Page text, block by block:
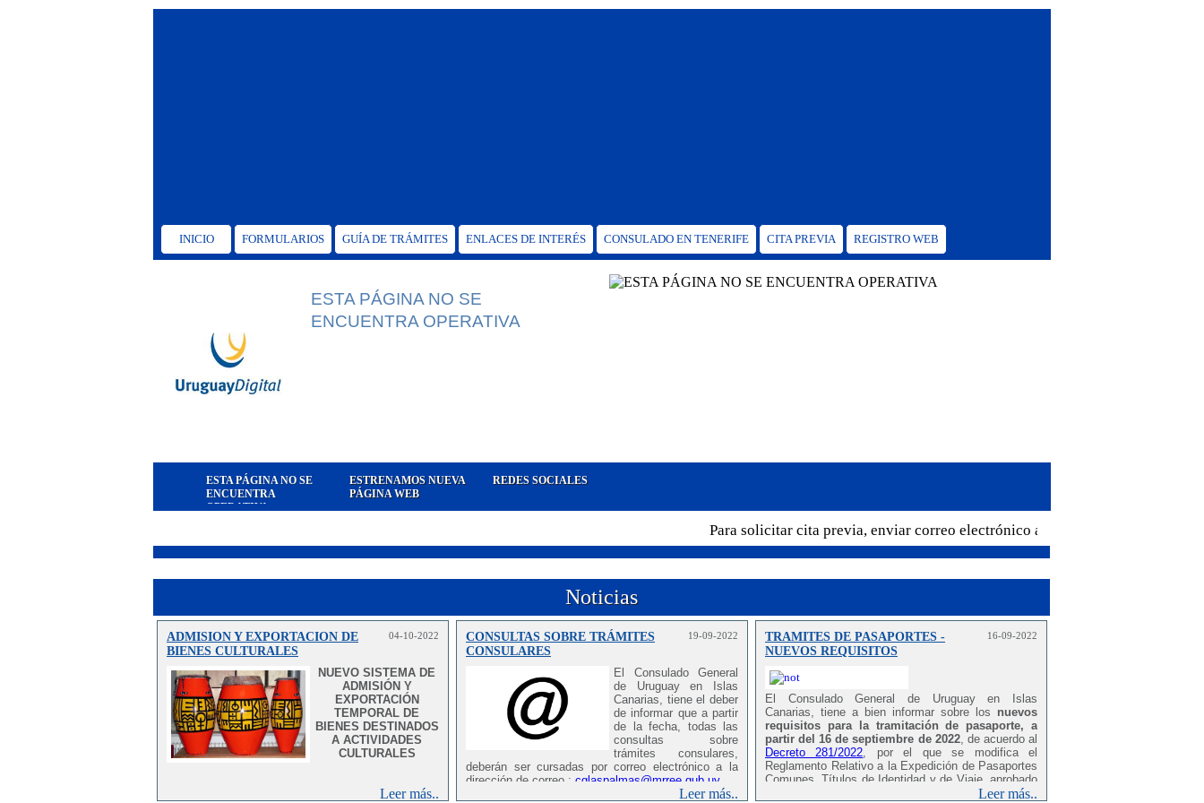
INICIO FORMULARIOS GUÍA DE TRÁMITES ENLACES DE INTERÉS CONSULADO EN TENERIFE CITA PREVIA REGISTRO WEB
ESTA PÁGINA NO SE
ENCUENTRA OPERATIVA
ESTA PÁGINA NO SE
ENCUENTRA
OPERATIVA
ESTRENAMOS NUEVA
PÁGINA WEB
REDES SOCIALES
Para solicitar cita previa, enviar correo electrónico a
Noticias
ADMISION Y EXPORTACION DE
BIENES CULTURALES
04-10-2022
NUEVO SISTEMA DE
ADMISIÓN Y
EXPORTACIÓN
TEMPORAL DE
BIENES DESTINADOS
A ACTIVIDADES
CULTURALES
Leer más..
CONSULTAS SOBRE TRÁMITES
CONSULARES
19-09-2022
El Consulado General
de Uruguay en Islas
Canarias, tiene el deber
de informar que a partir
de la fecha, todas las
consultas sobre
trámites consulares,
deberán ser cursadas por correo electrónico a la
dirección de correo : cglaspalmas@mrree.gub.uy
Leer más..
TRAMITES DE PASAPORTES -
NUEVOS REQUISITOS
16-09-2022
El Consulado General de Uruguay en Islas
Canarias, tiene a bien informar sobre los nuevos
requisitos para la tramitación de pasaporte, a
partir del 16 de septiembre de 2022, de acuerdo al
Decreto 281/2022, por el que se modifica el
Reglamento Relativo a la Expedición de Pasaportes
Comunes, Títulos de Identidad y de Viaje, aprobado
Leer más..